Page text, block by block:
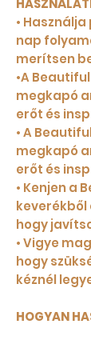
•
nap
merítsen
•A
megkapó
erőt és
• A
megkapó
erőt és
• Kenjen a
hogy
• Vigye
hogy
kéznél
HOGYAN